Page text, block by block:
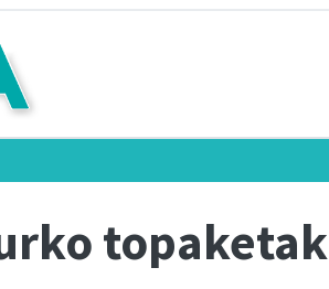
topaketak